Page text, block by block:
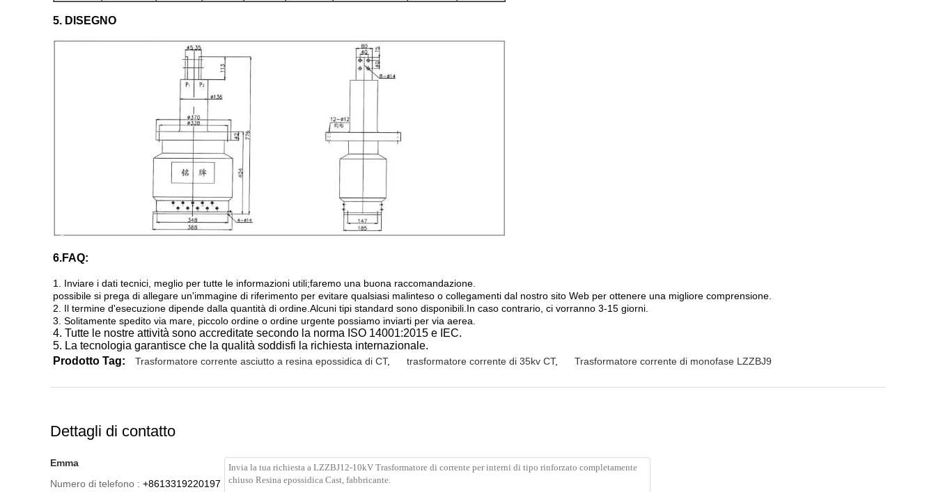
5. DISEGNO
6.FAQ:
1. Inviare i dati tecnici, meglio per tutte le informazioni utili;faremo una buona raccomandazione.
possibile si prega di allegare un'immagine di riferimento per evitare qualsiasi malinteso o collegamenti dal nostro sito Web per ottenere una migliore comprensione.
2. Il termine d'esecuzione dipende dalla quantità di ordine.Alcuni tipi standard sono disponibili.In caso contrario, ci vorranno 3-15 giorni.
3. Solitamente spedito via mare, piccolo ordine o ordine urgente possiamo inviarti per via aerea.
4. Tutte le nostre attività sono accreditate secondo la norma ISO 14001:2015 e IEC.
5. La tecnologia garantisce che la qualità soddisfi la richiesta internazionale.
Prodotto Tag:
Trasformatore corrente asciutto a resina epossidica di CT, trasformatore corrente di 35kv CT, Trasformatore corrente di monofase LZZBJ9
Dettagli di contatto
Emma
Numero di telefono : +8613319220197